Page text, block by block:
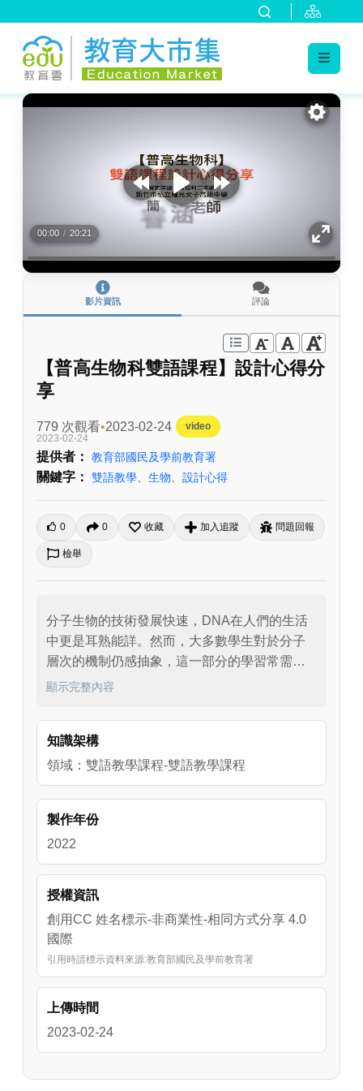
:::
00:00 / 20:21
影片資訊 評論
【普高生物科雙語課程】設計心得分
享
779 次觀看 2023-02-24
video
2023-02-24
提供者： 教育部國民及學前教育署
關鍵字： 雙語教學 生物 設計心得
0 0 收藏 加入追蹤 問題回報
檢舉
分子生物的技術發展快速，DNA在人們的生活
中更是耳熟能詳。然而，大多數學生對於分子
層次的機制仍感抽象，這一部分的學習常需要
使用其他的教學媒體輔以解說。因此，我嘗試
學，使學生對這一部分概念的學習能更加紮
實。
顯示完整內容
知識架構
領域：雙語教學課程-雙語教學課程
製作年份
2022
授權資訊
創用CC 姓名標示-非商業性-相同方式分享 4.0
國際
引用時請標示資料來源:教育部國民及學前教育署
上傳時間
2023-02-24